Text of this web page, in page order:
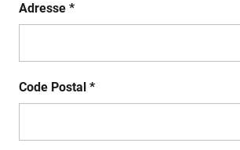
Adresse *
Code Postal *